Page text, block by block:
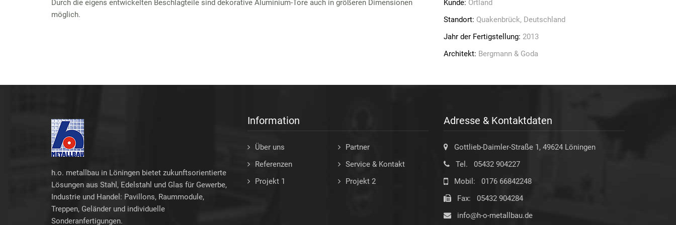
Durch die eigens entwickelten Beschlagteile sind dekorative Aluminium-Tore auch in größeren Dimensionen
möglich.
Kunde: Ortland
Standort: Quakenbrück, Deutschland
Jahr der Fertigstellung: 2013
Architekt: Bergmann & Goda
h.o. metallbau in Löningen bietet zukunftsorientierte
Lösungen aus Stahl, Edelstahl und Glas für Gewerbe,
Industrie und Handel: Pavillons, Raummodule,
Treppen, Geländer und individuelle
Sonderanfertigungen.
Information
Über uns
Partner
Referenzen
Service & Kontakt
Projekt 1
Projekt 2
Adresse & Kontaktdaten
Gottlieb-Daimler-Straße 1, 49624 Löningen
Tel. 05432 904227
Mobil: 0176 66842248
Fax: 05432 904284
info@h-o-metallbau.de